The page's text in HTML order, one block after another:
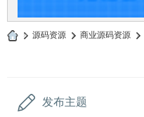
» 源码资源 › 商业源码资源 ›
发布主题